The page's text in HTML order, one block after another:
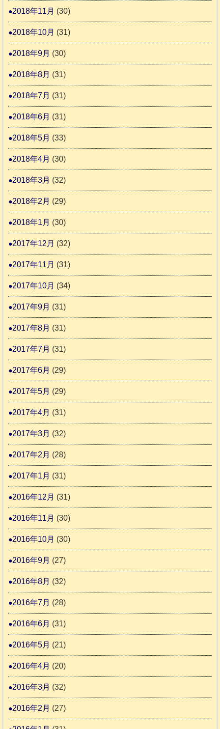
2018年11月 (30)
2018年10月 (31)
2018年9月 (30)
2018年8月 (31)
2018年7月 (31)
2018年6月 (31)
2018年5月 (33)
2018年4月 (30)
2018年3月 (32)
2018年2月 (29)
2018年1月 (30)
2017年12月 (32)
2017年11月 (31)
2017年10月 (34)
2017年9月 (31)
2017年8月 (31)
2017年7月 (31)
2017年6月 (29)
2017年5月 (29)
2017年4月 (31)
2017年3月 (32)
2017年2月 (28)
2017年1月 (31)
2016年12月 (31)
2016年11月 (30)
2016年10月 (30)
2016年9月 (27)
2016年8月 (32)
2016年7月 (28)
2016年6月 (31)
2016年5月 (21)
2016年4月 (20)
2016年3月 (32)
2016年2月 (27)